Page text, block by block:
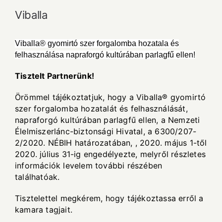
Viballa
Viballa® gyomirtó szer forgalomba hozatala és
felhasználása napraforgó kultúrában parlagfű ellen!
Tisztelt Partnerünk!
Örömmel tájékoztatjuk, hogy a Viballa® gyomirtó
szer forgalomba hozatalát és felhasználását,
napraforgó kultúrában parlagfű ellen, a Nemzeti
Élelmiszerlánc-biztonsági Hivatal, a 6300/207-
2/2020. NÉBIH határozatában, , 2020. május 1-től
2020. július 31-ig engedélyezte, melyről részletes
információk levelem további részében
találhatóak.
Tisztelettel megkérem, hogy tájékoztassa erről a
kamara tagjait.